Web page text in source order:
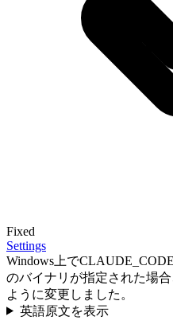
Fixed
Settings
Windows上で
のバイナリが指定された場
ように変更しました。
英語原文を表示